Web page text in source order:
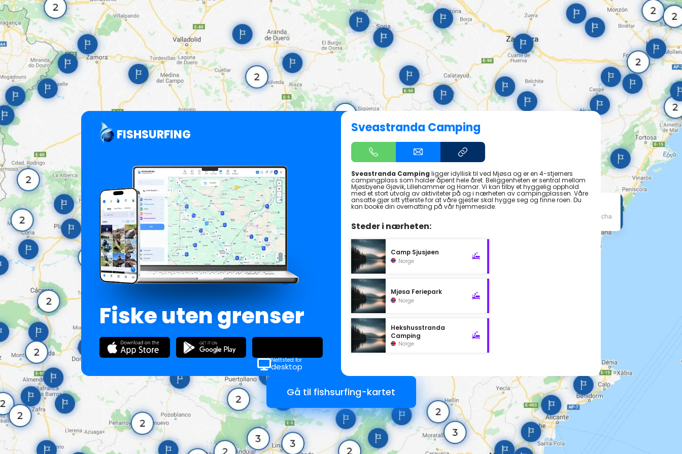
FISHSURFING
Fiske uten grenser
Nettsted for
desktop
Sveastranda Camping
Sveastranda Camping ligger idyllisk til ved Mjøsa og er en 4-stjerners
campingplass som holder åpent hele året. Beliggenheten er sentral mellom
Mjøsbyene Gjøvik, Lillehammer og Hamar. Vi kan tilby et hyggelig opphold
med et stort utvalg av aktiviteter på og i nærheten av campingplassen. Våre
ansatte gjør sitt ytterste for at våre gjester skal hygge seg og finne roen. Du
kan booke din overnatting på vår hjemmeside.
Steder i nærheten:
Camp Sjusjøen
Norge
Mjøsa Feriepark
Norge
Hekshusstranda
Camping
Norge
Gå til fishsurfing-kartet